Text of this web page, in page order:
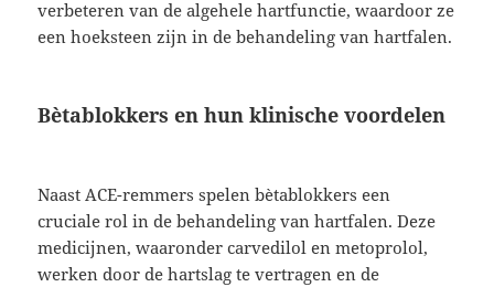
verbeteren van de algehele hartfunctie, waardoor ze
een hoeksteen zijn in de behandeling van hartfalen.
Bètablokkers en hun klinische voordelen
Naast ACE-remmers spelen bètablokkers een
cruciale rol in de behandeling van hartfalen. Deze
medicijnen, waaronder carvedilol en metoprolol,
werken door de hartslag te vertragen en de